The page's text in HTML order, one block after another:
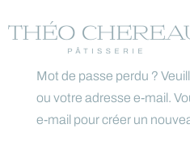
Mot de passe perdu ?
ou votre adresse e-mail.
e-mail pour créer un